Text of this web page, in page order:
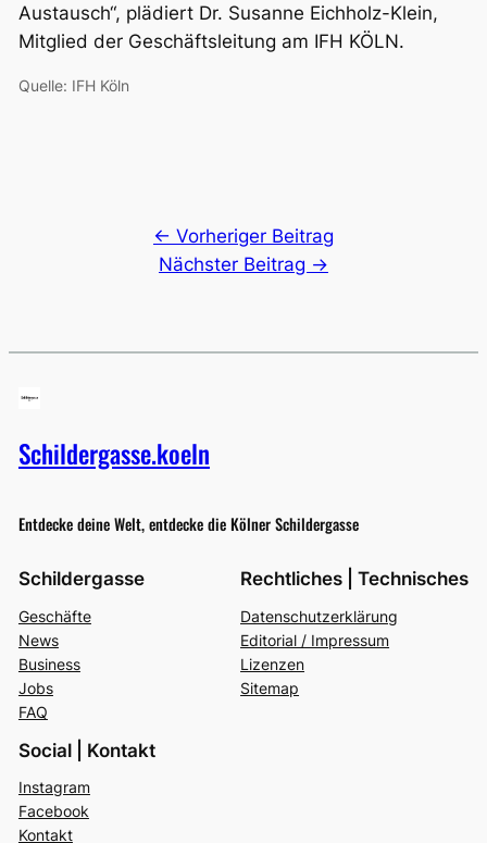
Austausch“, plädiert Dr. Susanne Eichholz-Klein,
Mitglied der Geschäftsleitung am IFH KÖLN.
Quelle: IFH Köln
← Vorheriger Beitrag
Nächster Beitrag →
Schildergasse.koeln
Entdecke deine Welt, entdecke die Kölner Schildergasse
Schildergasse
Geschäfte
News
Business
Jobs
FAQ
Rechtliches | Technisches
Datenschutzerklärung
Editorial / Impressum
Lizenzen
Sitemap
Social | Kontakt
Instagram
Facebook
Kontakt